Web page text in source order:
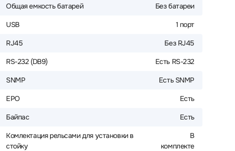
Общая емкость батарей Без батареи
USB 1 порт
RJ45 Без RJ45
RS-232 (DB9) Есть RS-232
SNMP Есть SNMP
EPO Есть
Байпас Есть
Комлектация рельсами для установки в
стойку
В
комплекте